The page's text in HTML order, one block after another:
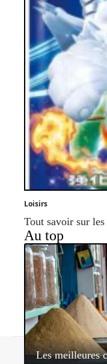
Loisirs
Tout savoir sur
Au top
Les meilleures
Contact